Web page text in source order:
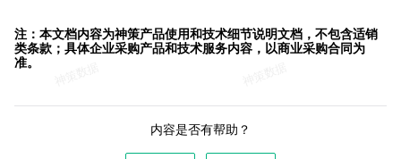
注：本文档内容为神策产品使用和技术细节说明文档，不包含适销
类条款；具体企业采购产品和技术服务内容，以商业采购合同为
准。
内容是否有帮助？